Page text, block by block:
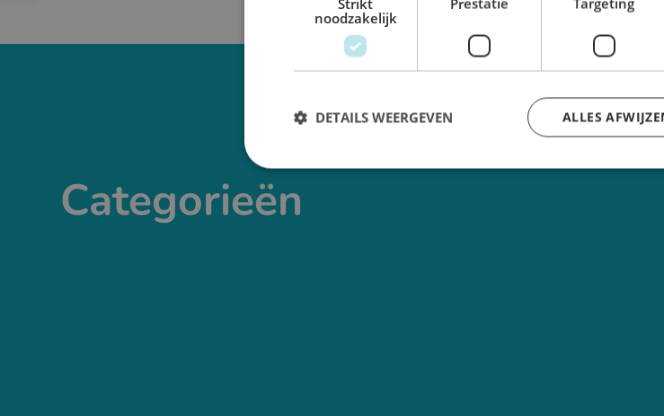
Categorieën
noodzakelijk
ALLES
DETAILS WEERGEVEN